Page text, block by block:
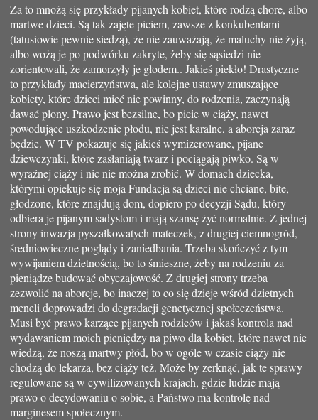
Za to mnożą się przykłady pijanych kobiet, które rodzą chore, albo
martwe dzieci. Są tak zajęte piciem, zawsze z konkubentami
(tatusiowie pewnie siedzą), że nie zauważają, że maluchy nie żyją,
albo wożą je po podwórku zakryte, żeby się sąsiedzi nie
zorientowali, że zamorzyły je głodem.. Jakieś piekło! Drastyczne
to przykłady macierzyństwa, ale kolejne ustawy zmuszające
kobiety, które dzieci mieć nie powinny, do rodzenia, zaczynają
dawać plony. Prawo jest bezsilne, bo picie w ciąży, nawet
powodujące uszkodzenie płodu, nie jest karalne, a aborcja zaraz
będzie. W TV pokazuje się jakieś wymizerowane, pijane
dziewczynki, które zasłaniają twarz i pociągają piwko. Są w
wyraźnej ciąży i nic nie można zrobić. W domach dziecka,
którymi opiekuje się moja Fundacja są dzieci nie chciane, bite,
głodzone, które znajdują dom, dopiero po decyzji Sądu, który
odbiera je pijanym sadystom i mają szansę żyć normalnie. Z jednej
strony inwazja pyszałkowatych mateczek, z drugiej ciemnogród,
średniowieczne poglądy i zaniedbania. Trzeba skończyć z tym
wywijaniem dzietnością, bo to śmieszne, żeby na rodzeniu za
pieniądze budować obyczajowość. Z drugiej strony trzeba
zezwolić na aborcje, bo inaczej to co się dzieje wśród dzietnych
meneli doprowadzi do degradacji genetycznej społeczeństwa.
Musi być prawo karzące pijanych rodziców i jakaś kontrola nad
wydawaniem moich pieniędzy na piwo dla kobiet, które nawet nie
wiedzą, że noszą martwy płód, bo w ogóle w czasie ciąży nie
chodzą do lekarza, bez ciąży też. Może by zerknąć, jak te sprawy
regulowane są w cywilizowanych krajach, gdzie ludzie mają
prawo o decydowaniu o sobie, a Państwo ma kontrolę nad
marginesem społecznym.